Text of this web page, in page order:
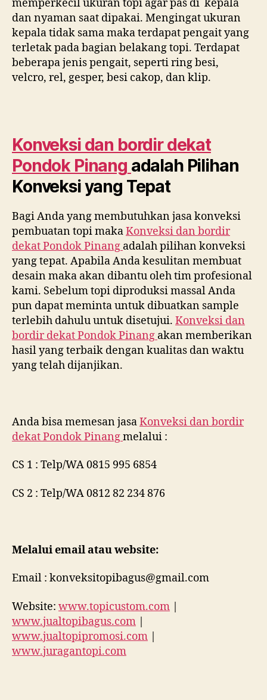
memperkecil ukuran topi agar pas di kepala
dan nyaman saat dipakai. Mengingat ukuran
kepala tidak sama maka terdapat pengait yang
terletak pada bagian belakang topi. Terdapat
beberapa jenis pengait, seperti ring besi,
velcro, rel, gesper, besi cakop, dan klip.
Konveksi dan bordir dekat
Pondok Pinang adalah Pilihan
Konveksi yang Tepat
Bagi Anda yang membutuhkan jasa konveksi
pembuatan topi makaKonveksi dan bordir
dekatPondok Pinang adalah pilihan konveksi
yang tepat. Apabila Anda kesulitan membuat
desain maka akan dibantu oleh tim profesional
kami. Sebelum topi diproduksi massal Anda
pun dapat meminta untuk dibuatkan sample
terlebih dahulu untuk disetujui. Konveksi dan
bordir dekatPondok Pinang akan memberikan
hasil yang terbaik dengan kualitas dan waktu
yang telah dijanjikan.
Anda bisa memesan jasaKonveksi dan bordir
dekatPondok Pinangmelalui :
CS 1 : Telp/WA 0815 995 6854
CS 2 : Telp/WA 0812 82 234 876
Melalui email atau website:
Email : konveksitopibagus@gmail.com
Website: www.topicustom.com |
www.jualtopibagus.com |
www.jualtopipromosi.com |
www.juragantopi.com